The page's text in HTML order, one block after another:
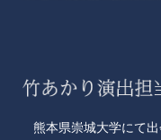
熊本県崇城大学にて